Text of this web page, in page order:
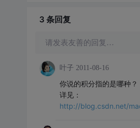
3 条回复
请发表友善的回复…
叶子 2011-08-16
你说的积分指的是哪种？
详见：
http://blog.csdn.net/